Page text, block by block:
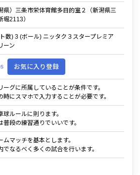
県）三条市栄体育館多目的室２（新潟県三
堀2113）
数) 3 (ボール) ニッタク３スタープレミア
ーン
お気に入り登録
ーグに所属していることが条件です。
時にスマホで入力することが必要です。
球ルールに則ります。
普段の練習通りでいいです。
ムマッチを基本とします。
でなるべく多くの試合を行います。